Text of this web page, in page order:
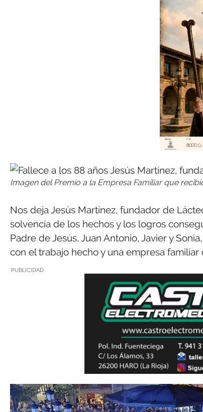
Imagen del Premio a la Empresa Familiar que
Nos deja Jesús Martínez, fundador de
solvencia de los hechos y los logros
Padre de Jesús, Juan Antonio, Javier y
con el trabajo hecho y una empresa familiar
PUBLICIDAD